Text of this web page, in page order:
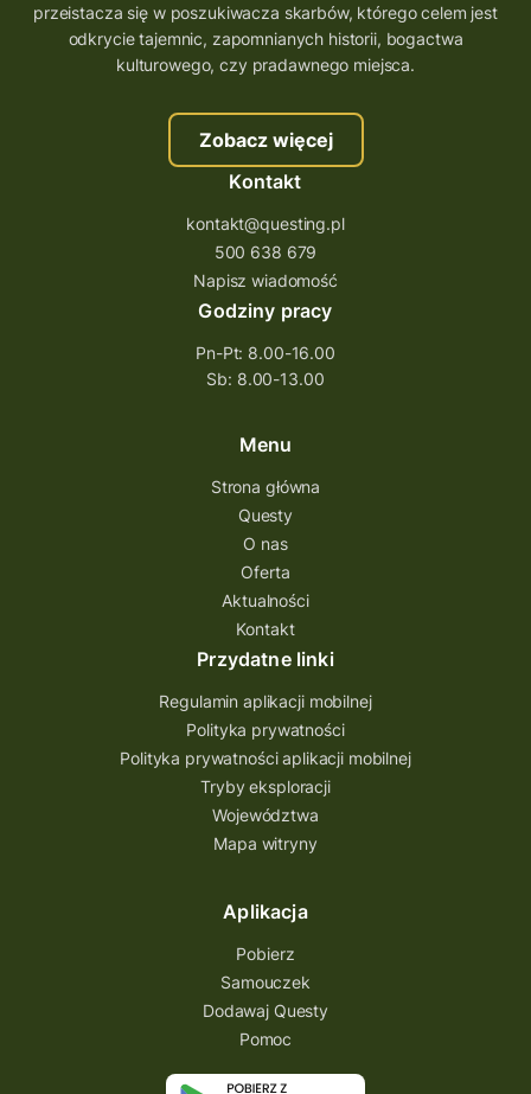
przeistacza się w poszukiwacza skarbów, którego celem jest
odkrycie tajemnic, zapomnianych historii, bogactwa
kulturowego, czy pradawnego miejsca.
Zobacz więcej
Kontakt
kontakt@questing.pl
500 638 679
Napisz wiadomość
Godziny pracy
Pn-Pt: 8.00-16.00
Sb: 8.00-13.00
Menu
Strona główna
Questy
O nas
Oferta
Aktualności
Kontakt
Przydatne linki
Regulamin aplikacji mobilnej
Polityka prywatności
Polityka prywatności aplikacji mobilnej
Tryby eksploracji
Województwa
Mapa witryny
Aplikacja
Pobierz
Samouczek
Dodawaj Questy
Pomoc